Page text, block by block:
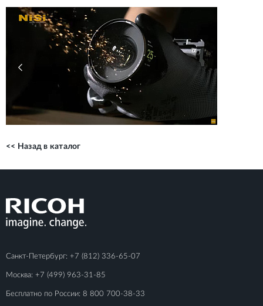
<< Назад в каталог
Санкт-Петербург: +7 (812) 336-65-07
Москва: +7 (499) 963-31-85
Бесплатно по России: 8 800 700-38-33